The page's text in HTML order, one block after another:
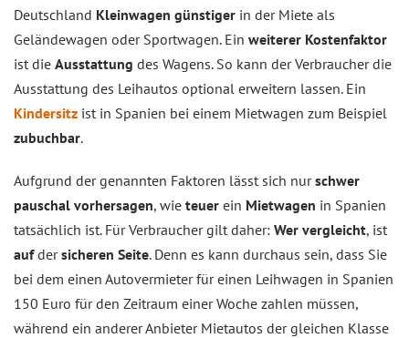
Deutschland Kleinwagen günstiger in der Miete als
Geländewagen oder Sportwagen. Ein weiterer Kostenfaktor
ist die Ausstattung des Wagens. So kann der Verbraucher die
Ausstattung des Leihautos optional erweitern lassen. Ein
Kindersitz ist in Spanien bei einem Mietwagen zum Beispiel
zubuchbar.
Aufgrund der genannten Faktoren lässt sich nurschwer
pauschal vorhersagen, wie teuer ein Mietwagen in Spanien
tatsächlich ist. Für Verbraucher gilt daher: Wer vergleicht, ist
aufdersicheren Seite. Denn es kann durchaus sein, dass Sie
bei dem einen Autovermieter für einen Leihwagen in Spanien
150 Euro für den Zeitraum einer Woche zahlen müssen,
während ein anderer Anbieter Mietautos der gleichen Klasse